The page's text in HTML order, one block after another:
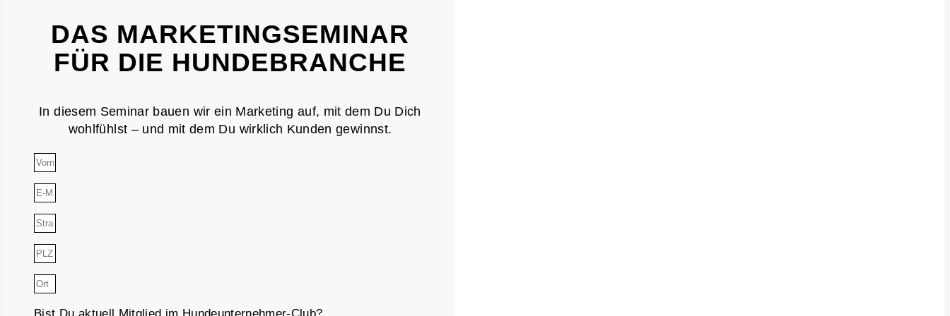
DAS MARKETINGSEMINAR
FÜR DIE HUNDEBRANCHE
In diesem Seminar bauen wir ein Marketing auf, mit dem Du Dich
wohlfühlst – und mit dem Du wirklich Kunden gewinnst.